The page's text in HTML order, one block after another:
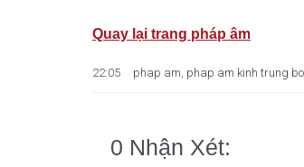
Quay lại trang pháp âm
22:05 phap am, phap am kinh trung bo
0 Nhận Xét: